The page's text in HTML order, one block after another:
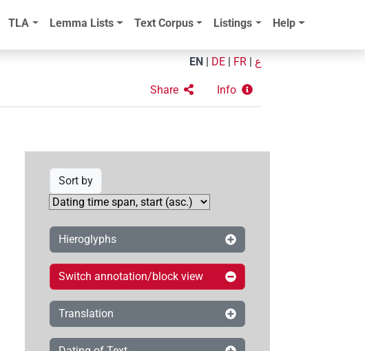
TLA Lemma Lists Text Corpus Listings Help
EN DE FR ع
Share Info
Sort by
Hieroglyphs
Switch annotation/block view
Translation